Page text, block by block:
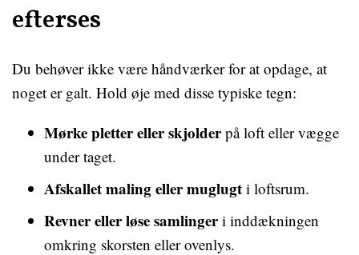
efterses
Du behøver ikke være håndværker for at opdage, at
noget er galt. Hold øje med disse typiske tegn:
Mørke pletter eller skjolderpå loft eller vægge
under taget.
Afskallet maling eller muglugt i loftsrum.
Revner eller løse samlingeri inddækningen
omkring skorsten eller ovenlys.